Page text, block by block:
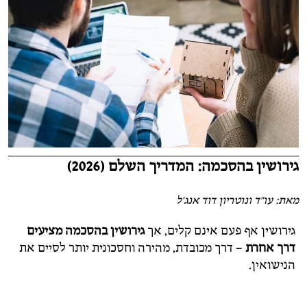
גירושין בהסכמה: המדריך השלם (2026)
מאת: עו"ד ונוטריון דוד אנג'ל
גירושין אף פעם אינם קלים, אךגירושין בהסכמה מציעים
דרך אחרת – דרך מכובדת, מהירה וחסכונית יותר לסיים את
הנישואין.